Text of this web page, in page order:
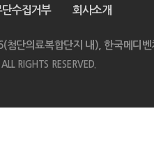
수집거부 회사소개
첨단의료복합단지 내), 한국메디
RIGHTS RESERVED.